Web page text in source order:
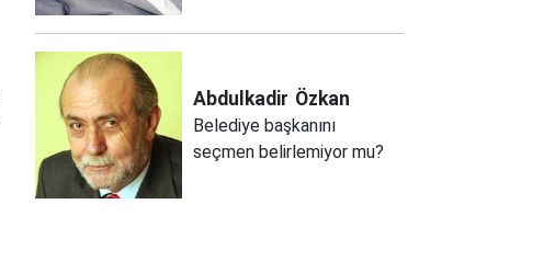
Abdulkadir Özkan
Belediye başkanını
seçmen belirlemiyor mu?